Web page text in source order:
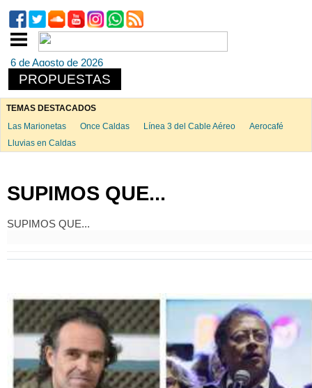
6 de Agosto de 2026
PROPUESTAS
TEMAS DESTACADOS
Las Marionetas
Once Caldas Línea 3 del Cable Aéreo
Aerocafé
Lluvias en Caldas
SUPIMOS QUE...
SUPIMOS QUE...